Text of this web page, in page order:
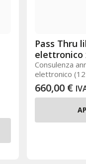
Pass Thru
elettronico
Consulenza
elettronico
660,00 €